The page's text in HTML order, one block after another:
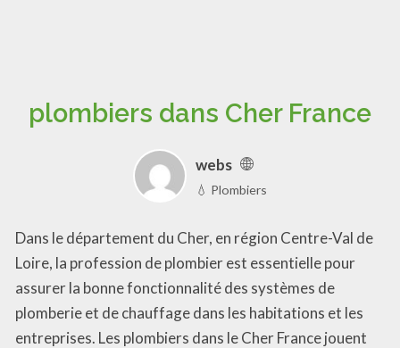
plombiers dans Cher France
webs
💧 Plombiers
Dans le département du Cher, en région Centre-Val de
Loire, la profession de plombier est essentielle pour
assurer la bonne fonctionnalité des systèmes de
plomberie et de chauffage dans les habitations et les
entreprises. Les plombiers dans le Cher France jouent